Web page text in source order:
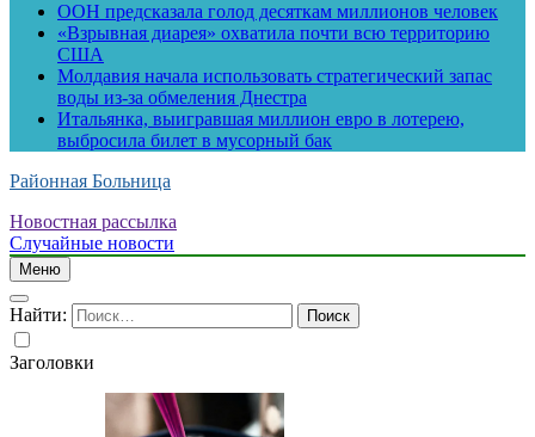
ООН предсказала голод десяткам миллионов человек
«Взрывная диарея» охватила почти всю территорию
США
Молдавия начала использовать стратегический запас
воды из-за обмеления Днестра
Итальянка, выигравшая миллион евро в лотерею,
выбросила билет в мусорный бак
Районная Больница
Новостная рассылка
Случайные новости
Меню
Найти:
Заголовки